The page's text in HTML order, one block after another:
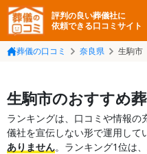
評判の良い葬儀社に
依頼できる口コミサイト
葬儀の口コミ 奈良県 生駒市
生駒市のおすすめ
ランキングは、口コミや情報
儀社を宣伝しない形で運用して
ありません。ランキング1位は